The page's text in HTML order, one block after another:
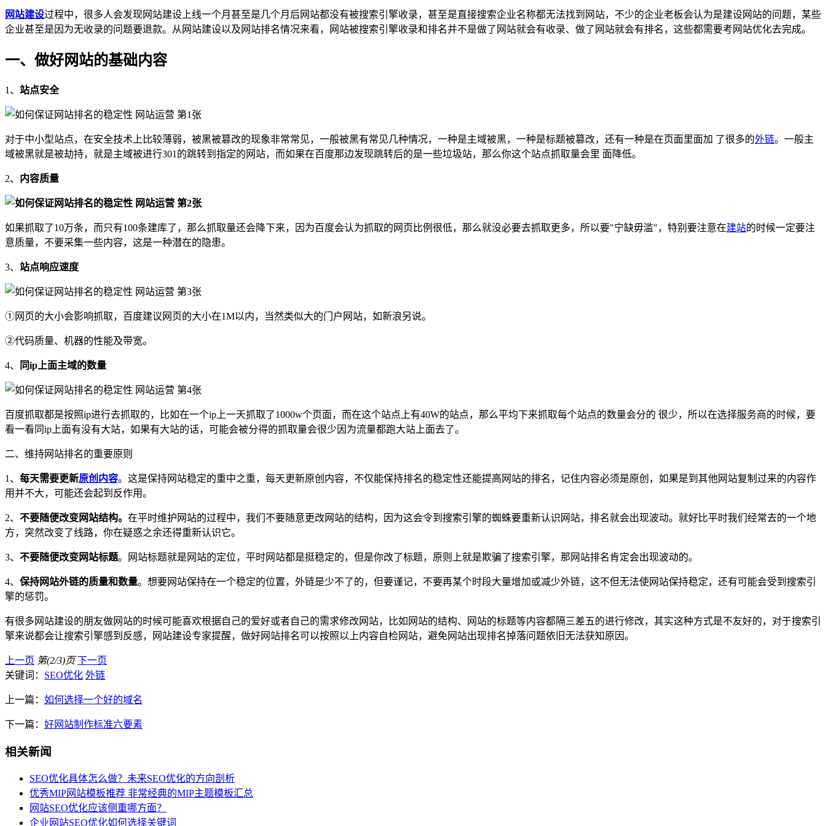
网站建设过程中，很多人会发现网站建设上线一个月甚至是几个月后网站都没有被搜索引擎收录，甚至是直接搜索企业名称都无法找到网站，不少的企业老板会认为是建设网站的问题，某些
企业甚至是因为无收录的问题要退款。从网站建设以及网站排名情况来看，网站被搜索引擎收录和排名并不是做了网站就会有收录、做了网站就会有排名，这些都需要考网站优化去完成。
一、做好网站的基础内容
1、 站点安全
对于中小型站点，在安全技术上比较薄弱，被黑被篡改的现象非常常见，一般被黑有常见几种情况，一种是主域被黑，一种是标题被篡改，还有一种是在页面里面加 了很多的外链。一般主
域被黑就是被劫持，就是主域被进行301的跳转到指定的网站，而如果在百度那边发现跳转后的是一些垃圾站，那么你这个站点抓取量会里 面降低。
2、 内容质量
如果抓取了10万条，而只有100条建库了，那么抓取量还会降下来，因为百度会认为抓取的网页比例很低，那么就没必要去抓取更多，所以要"宁缺毋滥"，特别要注意在建站的时候一定要注
意质量，不要采集一些内容，这是一种潜在的隐患。
3、 站点响应速度
①网页的大小会影响抓取，百度建议网页的大小在1M以内，当然类似大的门户网站，如新浪另说。
②代码质量、机器的性能及带宽。
4、 同ip上面主域的数量
百度抓取都是按照ip进行去抓取的，比如在一个ip上一天抓取了1000w个页面，而在这个站点上有40W的站点，那么平均下来抓取每个站点的数量会分的 很少，所以在选择服务商的时候，要
看一看同ip上面有没有大站，如果有大站的话，可能会被分得的抓取量会很少因为流量都跑大站上面去了。
二、维持网站排名的重要原则
1、 每天需要更新原创内容。这是保持网站稳定的重中之重，每天更新原创内容，不仅能保持排名的稳定性还能提高网站的排名，记住内容必须是原创，如果是到其他网站复制过来的内容作
用并不大，可能还会起到反作用。
2、 不要随便改变网站结构。 在平时维护网站的过程中，我们不要随意更改网站的结构，因为这会令到搜索引擎的蜘蛛要重新认识网站，排名就会出现波动。就好比平时我们经常去的一个地
方，突然改变了线路，你在疑惑之余还得重新认识它。
3、 不要随便改变网站标题。网站标题就是网站的定位，平时网站都是挺稳定的，但是你改了标题，原则上就是欺骗了搜索引擎，那网站排名肯定会出现波动的。
4、 保持网站外链的质量和数量。想要网站保持在一个稳定的位置，外链是少不了的，但要谨记，不要再某个时段大量增加或减少外链，这不但无法使网站保持稳定，还有可能会受到搜索引
擎的惩罚。
有很多网站建设的朋友做网站的时候可能喜欢根据自己的爱好或者自己的需求修改网站，比如网站的结构、网站的标题等内容都隔三差五的进行修改，其实这种方式是不友好的，对于搜索引
擎来说都会让搜索引擎感到反感，网站建设专家提醒，做好网站排名可以按照以上内容自检网站，避免网站出现排名掉落问题依旧无法获知原因。
上一页 第(2/3)页 下一页
关键词： SEO优化 外链
上一篇： 如何选择一个好的域名
下一篇： 好网站制作标准六要素
相关新闻
SEO优化具体怎么做？未来SEO优化的方向剖析
优秀MIP网站模板推荐 非常经典的MIP主题模板汇总
网站SEO优化应该侧重哪方面？
企业网站SEO优化如何选择关键词